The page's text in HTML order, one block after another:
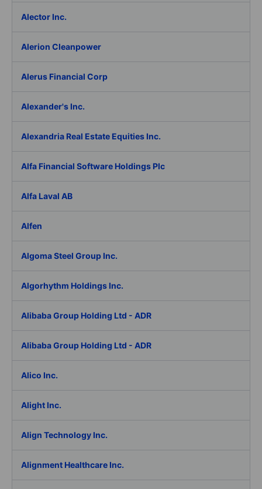
Alector Inc.
Alerion Cleanpower
Alerus Financial Corp
Alexander's Inc.
Alexandria Real Estate Equities Inc.
Alfa Financial Software Holdings Plc
Alfa Laval AB
Alfen
Algoma Steel Group Inc.
Algorhythm Holdings Inc.
Alibaba Group Holding Ltd - ADR
Alibaba Group Holding Ltd - ADR
Alico Inc.
Alight Inc.
Align Technology Inc.
Alignment Healthcare Inc.